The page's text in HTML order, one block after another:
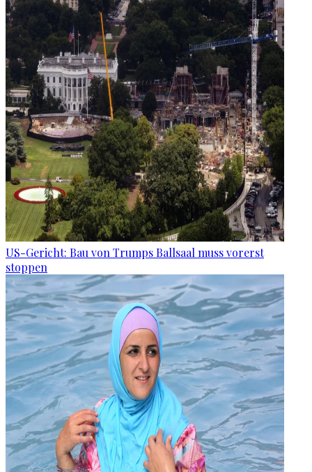
US-Gericht: Bau von Trumps Ballsaal muss vorerst
stoppen